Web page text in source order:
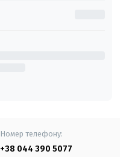
Номер телефону:
+38 044 390 5077